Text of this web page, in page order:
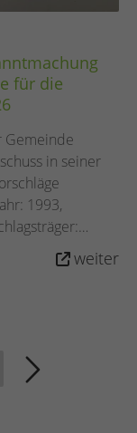
für die
Gemeinde
in seiner
1993,
(SPD) Oetken,
Dickmann,
Hatten,
weiter